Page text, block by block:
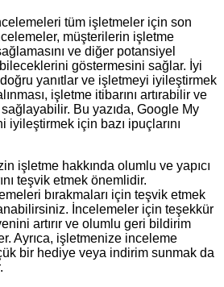
tüm işletmeler için son
müşterilerin işletme
ve diğer potansiyel
göstermesini sağlar. İyi
yanıtlar ve işletmeyi iyileştirmek
işletme itibarını artırabilir ve
Bu yazıda, Google My
için bazı ipuçlarını
işletme hakkında olumlu ve yapıcı
teşvik etmek önemlidir.
bırakmaları için teşvik etmek
İncelemeler için teşekkür
artırır ve olumlu geri bildirim
Ayrıca, işletmenize inceleme
bir hediye veya indirim sunmak da